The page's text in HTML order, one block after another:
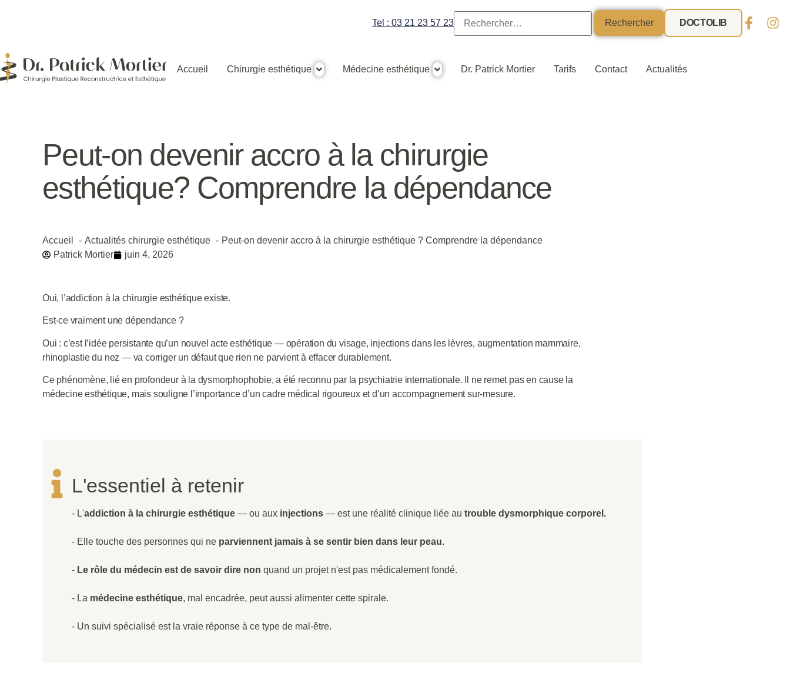
Tel : 03 21 23 57 23 DOCTOLIB
Accueil Chirurgie esthétique Médecine esthétique Dr. Patrick Mortier Tarifs Contact Actualités
Peut-on devenir accro à la chirurgie
esthétique? Comprendre la dépendance
Accueil Actualités chirurgie esthétique
Peut-on devenir accro à la chirurgie esthétique ? Comprendre la dépendance
Patrick Mortier
juin 4, 2026
Oui, l’addiction à la chirurgie esthétiqueexiste.
Est-ce vraiment une dépendance ?
Oui : c’est l’idée persistante qu’un nouvel acte esthétique — opération du visage, injections dans les lèvres, augmentation mammaire,
rhinoplastie du nez — va corriger un défaut que rien ne parvient à effacer durablement.
Ce phénomène, lié en profondeur à la dysmorphophobie, a été reconnu par la psychiatrie internationale. Il ne remet pas en cause la
médecine esthétique, mais souligne l’importance d’un cadre médical rigoureux et d’un accompagnement sur-mesure.
L'essentiel à retenir
- L'addiction à la chirurgie esthétique — ou aux injections — est une réalité clinique liée au trouble dysmorphique corporel.
- Elle touche des personnes qui ne parviennent jamais à se sentir bien dans leur peau.
- Le rôle du médecin est de savoir dire non quand un projet n'est pas médicalement fondé.
- La médecine esthétique, mal encadrée, peut aussi alimenter cette spirale.
- Un suivi spécialisé est la vraie réponse à ce type de mal-être.